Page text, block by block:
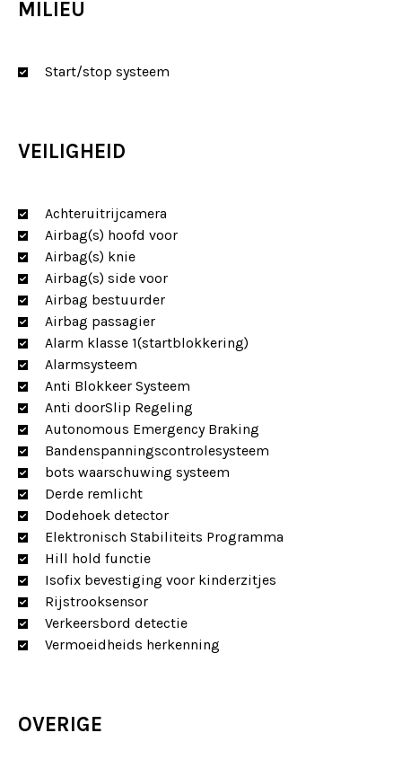
HOME
FINANCIERING
SERVICE & GARANTIE
OVER ONS
CONTACT
MILIEU
Start/stop systeem
VEILIGHEID
Achteruitrijcamera
Airbag(s) hoofd voor
Airbag(s) knie
Airbag(s) side voor
Airbag bestuurder
Airbag passagier
Alarm klasse 1(startblokkering)
Alarmsysteem
Anti Blokkeer Systeem
Anti doorSlip Regeling
Autonomous Emergency Braking
Bandenspanningscontrolesysteem
bots waarschuwing systeem
Derde remlicht
Dodehoek detector
Elektronisch Stabiliteits Programma
Hill hold functie
Isofix bevestiging voor kinderzitjes
Rijstrooksensor
Verkeersbord detectie
Vermoeidheids herkenning
OVERIGE